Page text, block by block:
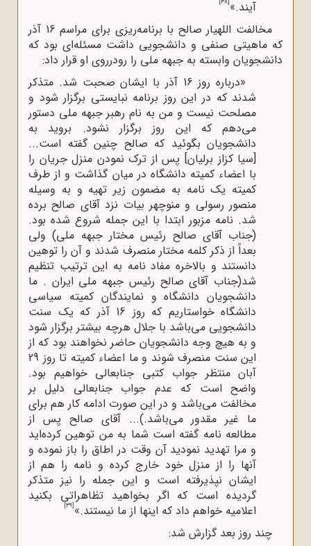
آیند.» [38]
مخالفت اللهیار صالح با برنامه‌ریزی برای مراسم 16 آذر
که ماهیتی صنفی و دانشجویی داشت مسئله‌ای بود که
دانشجویان وابسته به جبهه ملی را رودرروی او قرار داد:
«درباره روز 16 آذر با ایشان صحبت شد. متذکر
شدند که در این روز برنامه نبایستی برگزار شود و
مصلحت نیست و من به نام رهبر جبهه ملی دستور
می‌دهم که این روز برگزار نشود. بروید به
دانشجویان بگوئید که صالح چنین گفته است...
[سیا کزاز برلیان] پس از ترک نمودن منزل جریان را
با اعضاء کمیته دانشگاه در میان گذاشت و از طرف
کمیته یک نامه به مضمون زیر تهیه و به وسیله
منصور رسولی و منوچهر بیات نزد آقای صالح برده
شد. نامه مزبور ابتدا با این جمله شروع شده بود.
(جناب آقای صالح رئیس مختار جبهه ملی) ولی
بعداً از ذکر کلمه مختار منصرف شدند و آن را توهین
دانستند و بالاخره مفاد نامه به این ترتیب تنظیم
شد(جناب آقای صالح رئیس جبهه ملی ایران . ما
دانشجویان دانشگاه و نمایندگان کمیته سیاسی
دانشگاه خواستاریم که روز 16 آذر که یک سنت
دانشجویی می‌باشد با جلال هرچه بیشتر برگزار شود
و به هیچ وجه دانشجویان حاضر نخواهند بود که از
این سنت منصرف شوند و ما اعضاء کمیته تا روز 29
آبان منتظر جواب کتبی جنابعالی خواهیم بود.
واضح است که عدم جواب جنابعالی دلیل بر
مخالفت می‌باشد و در این صورت ادامه کار هم برای
ما غیر مقدور می‌باشد.)... آقای صالح پس از
مطالعه نامه گفته است شما به من توهین کرده‌اید
و مرا تهدید نمودید آن وقت در اطاق را باز نموده و
آنها را از منزل خود خارج کرده و نامه را هم از
ایشان نپذیرفته است و این جمله را نیز متذکر
گردیده است که اگر بخواهید تظاهراتی بکنید
اعلامیه خواهم داد که اینها از ما نیستند.» [39]
چند روز بعد گزارش شد: